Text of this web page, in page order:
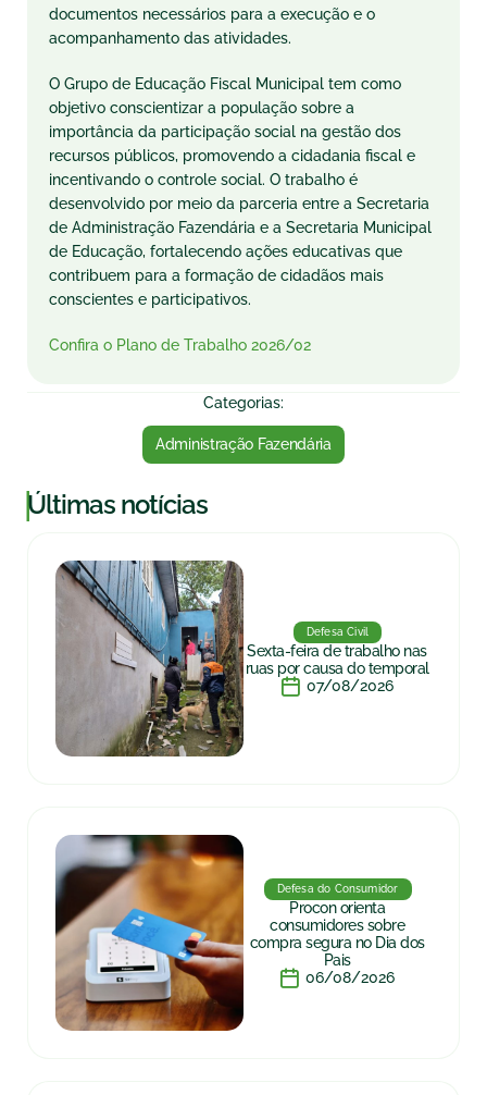
documentos necessários para a execução e o
acompanhamento das atividades.
O Grupo de Educação Fiscal Municipal tem como
objetivo conscientizar a população sobre a
importância da participação social na gestão dos
recursos públicos, promovendo a cidadania fiscal e
incentivando o controle social. O trabalho é
desenvolvido por meio da parceria entre a Secretaria
de Administração Fazendária e a Secretaria Municipal
de Educação, fortalecendo ações educativas que
contribuem para a formação de cidadãos mais
conscientes e participativos.
Confira o Plano de Trabalho 2026/02
Categorias:
Administração Fazendária
|Últimas notícias
Defesa Civil
Sexta-feira de trabalho nas
ruas por causa do temporal
07/08/2026
Defesa do Consumidor
Procon orienta
consumidores sobre
compra segura no Dia dos
Pais
06/08/2026